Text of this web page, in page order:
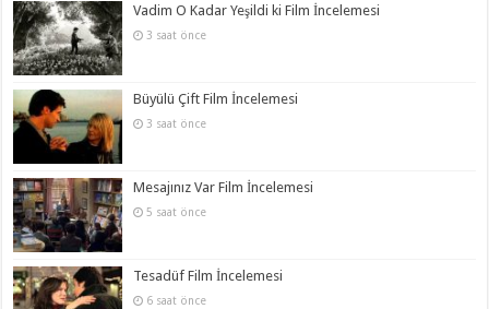
Vadim O Kadar Yeşildi ki Film İncelemesi
3 saat önce
Büyülü Çift Film İncelemesi
3 saat önce
Mesajınız Var Film İncelemesi
5 saat önce
Tesadüf Film İncelemesi
6 saat önce